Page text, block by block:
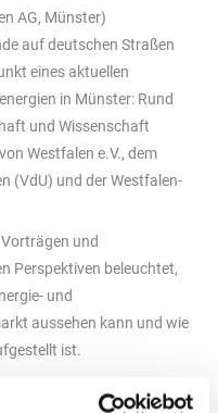
AG, Münster)
auf deutschen Straßen
eines aktuellen
in Münster: Rund
und Wissenschaft
Westfalen e.V., dem
(VdU) und der Westfalen-
und
Perspektiven beleuchtet,
und
aussehen kann und wie
ist.